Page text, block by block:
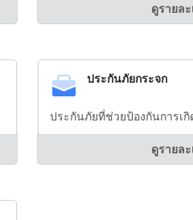
ดูรายละ
ประกันภัยกระจก
ประกันภัยที่ช่วยป้องกันการเ
ดูรายละ